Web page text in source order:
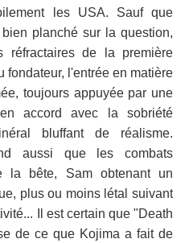
les USA. Sauf que
planché sur la question,
réfractaires de la première
fondateur, l'entrée en matière
toujours appuyée par une
accord avec la sobriété
bluffant de réalisme.
aussi que les combats
la bête, Sam obtenant un
plus ou moins létal suivant
Il est certain que "Death
de ce que Kojima a fait de